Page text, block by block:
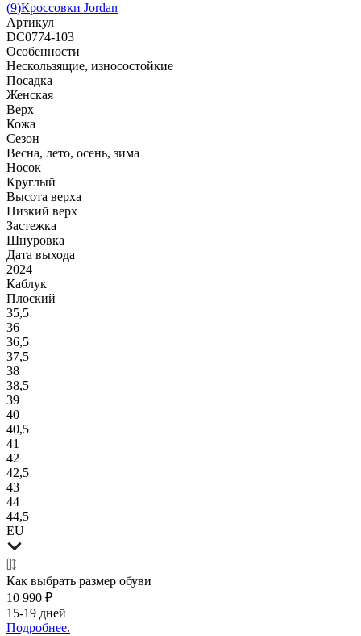
(9)Кроссовки Jordan
Артикул
DC0774-103
Особенности
Нескользящиe, износостойкие
Посадка
Женская
Верх
Кожа
Сезон
Весна, лето, осень, зима
Носок
Круглый
Высота верха
Низкий верх
Застежка
Шнуровка
Дата выхода
2024
Каблук
Плоский
35,5
36
36,5
37,5
38
38,5
39
40
40,5
41
42
42,5
43
44
44,5
EU
Как выбрать размер обуви
10 990 ₽
15-19 дней
Подробнее.